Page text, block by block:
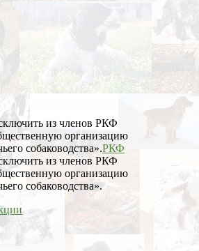
из членов РКФ
организацию
собаководства».РКФ
из членов РКФ
организацию
собаководства».